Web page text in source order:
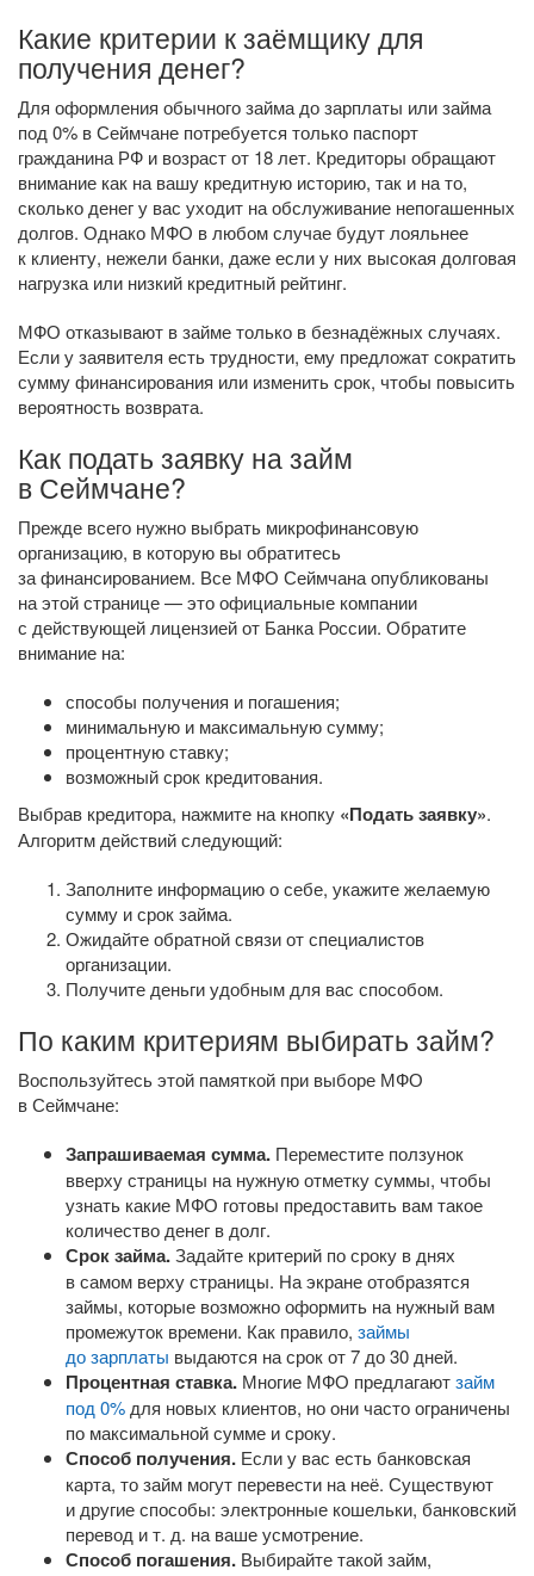
Какие критерии к заёмщику для
получения денег?
Для оформления обычного займа до зарплаты или займа
под 0% в Сеймчане потребуется только паспорт
гражданина РФ и возраст от 18 лет. Кредиторы обращают
внимание как на вашу кредитную историю, так и на то,
сколько денег у вас уходит на обслуживание непогашенных
долгов. Однако МФО в любом случае будут лояльнее
к клиенту, нежели банки, даже если у них высокая долговая
нагрузка или низкий кредитный рейтинг.
МФО отказывают в займе только в безнадёжных случаях.
Если у заявителя есть трудности, ему предложат сократить
сумму финансирования или изменить срок, чтобы повысить
вероятность возврата.
Как подать заявку на займ
в Сеймчане?
Прежде всего нужно выбрать микрофинансовую
организацию, в которую вы обратитесь
за финансированием. Все МФО Сеймчана опубликованы
на этой странице — это официальные компании
с действующей лицензией от Банка России. Обратите
внимание на:
способы получения и погашения;
минимальную и максимальную сумму;
процентную ставку;
возможный срок кредитования.
Выбрав кредитора, нажмите на кнопку «Подать заявку».
Алгоритм действий следующий:
Заполните информацию о себе, укажите желаемую
сумму и срок займа.
Ожидайте обратной связи от специалистов
организации.
Получите деньги удобным для вас способом.
По каким критериям выбирать займ?
Воспользуйтесь этой памяткой при выборе МФО
в Сеймчане:
Запрашиваемая сумма. Переместите ползунок
вверху страницы на нужную отметку суммы, чтобы
узнать какие МФО готовы предоставить вам такое
количество денег в долг.
Срок займа.Задайте критерий по сроку в днях
в самом верху страницы. На экране отобразятся
займы, которые возможно оформить на нужный вам
промежуток времени. Как правило, займы
до зарплаты выдаются на срок от 7 до 30 дней.
Процентная ставка. Многие МФО предлагаютзайм
под 0% для новых клиентов, но они часто ограничены
по максимальной сумме и сроку.
Способ получения. Если у вас есть банковская
карта, то займ могут перевести на неё. Существуют
и другие способы: электронные кошельки, банковский
перевод и т. д. на ваше усмотрение.
Способ погашения. Выбирайте такой займ,